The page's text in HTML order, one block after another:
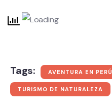
Tags: AVENTURA EN PERÚ
TURISMO DE NATURALEZA